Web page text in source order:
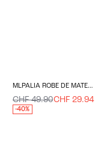
MLPALIA ROBE DE MATERNITÉ
CHF 49.90CHF 29.94
-40%